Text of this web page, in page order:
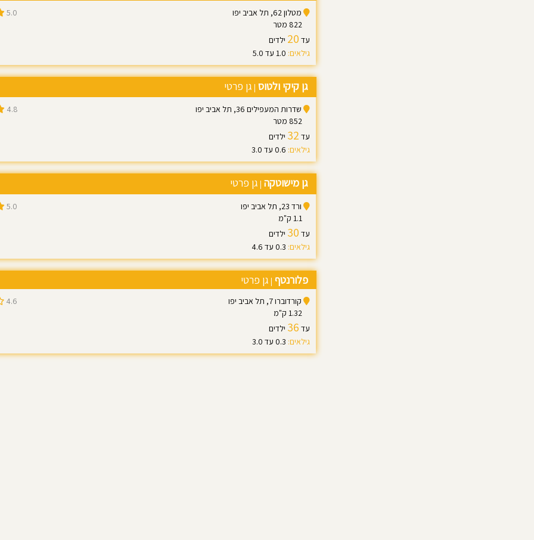
5.0
מטלון 62, תל אביב יפו
822 מטר
עד 20 ילדים
גילאים: 1.0 עד 5.0
גן קיקי ולטוס | גן פרטי
4.8
שדרות המעפילים 36, תל אביב יפו
852 מטר
עד 32 ילדים
גילאים: 0.6 עד 3.0
גן מישוטקה | גן פרטי
5.0
ורד 23, תל אביב יפו
1.1 ק"מ
עד 30 ילדים
גילאים: 0.3 עד 4.6
פלורנטף | גן פרטי
4.6
קורדוברו 7, תל אביב יפו
1.32 ק"מ
עד 36 ילדים
גילאים: 0.3 עד 3.0